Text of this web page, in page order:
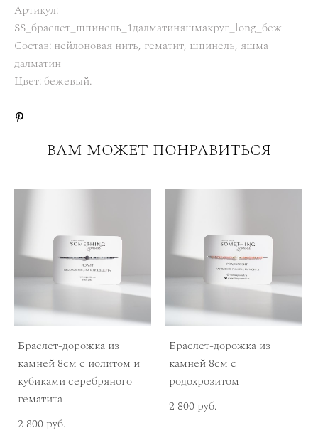
Артикул:
SS_браслет_шпинель_1далматиняшмакруг_long_беж
Состав: нейлоновая нить, гематит, шпинель, яшма
далматин
Цвет: бежевый.
ВАМ МОЖЕТ ПОНРАВИТЬСЯ
Браслет-дорожка из
камней 8см с иолитом и
кубиками серебряного
гематита
2 800 pуб.
Браслет-дорожка из
камней 8см с
родохрозитом
2 800 pуб.